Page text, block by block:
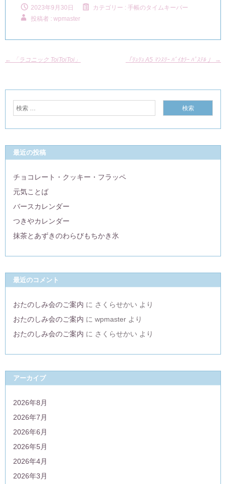
2023年9月30日 カテゴリー : 手帳のタイムキーパー
投稿者 : wpmaster
← 「ラコニック ToiToiToi」 「ﾘｭﾘｭ A5 ﾏﾝｽﾘｰ ﾊﾞｲｶﾗｰ ﾊﾟｽﾃﾙ 」 →
最近の投稿
チョコレート・クッキー・フラッペ
元気ことば
バースカレンダー
つきやカレンダー
抹茶とあずきのわらびもちかき氷
最近のコメント
おたのしみ会のご案内 に さくらせかい より
おたのしみ会のご案内 に wpmaster より
おたのしみ会のご案内 に さくらせかい より
アーカイブ
2026年8月
2026年7月
2026年6月
2026年5月
2026年4月
2026年3月